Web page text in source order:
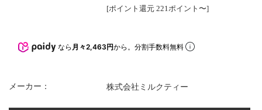
[ポイント還元 221ポイント〜]
なら 月々2,463円から。分割手数料無料
メーカー： 株式会社ミルクティー